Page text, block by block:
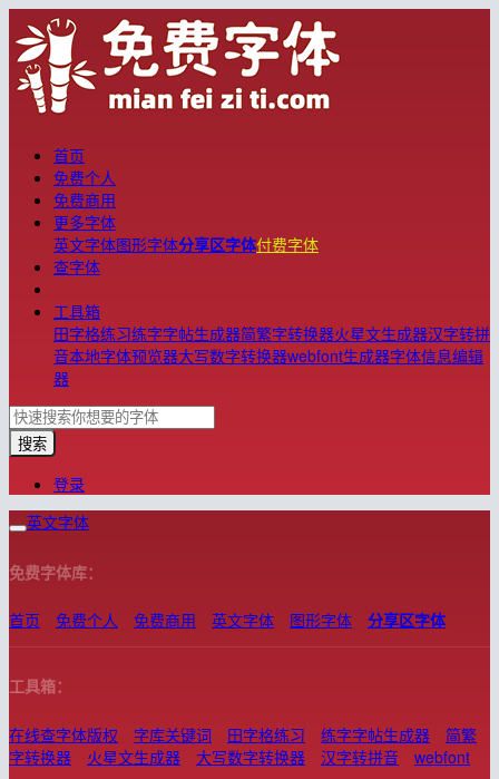
首页
免费个人
免费商用
更多字体
英文字体图形字体分享区字体付费字体
查字体
工具箱
田字格练习练字字帖生成器简繁字转换器火星文生成器汉字转拼
音本地字体预览器大写数字转换器webfont生成器字体信息编辑
器
搜索
登录
英文字体
免费字体库：
首页 免费个人 免费商用 英文字体 图形字体 分享区字体
工具箱：
在线查字体版权 字库关键词 田字格练习 练字字帖生成器
简繁
字转换器
火星文生成器 大写数字转换器 汉字转拼音 webfont